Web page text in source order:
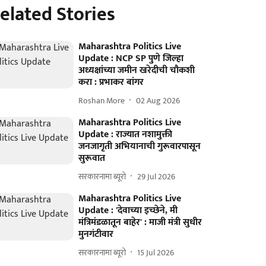
Stories
Maharashtra Politics Live
Update : NCP SP पुणे जिल्हा
अध्यक्षांच्या जमीन खरेदीची चौकशी
करा : प्रभाकर बांगर
Roshan More 02 Aug 2026
Maharashtra Politics Live
Update : राज्यात नशामुक्ती
जनजागृती अभियानाची गुरूवारपासून
सुरूवात
सरकारनामा ब्यूरो 29 Jul 2026
Maharashtra Politics Live
Update : 'देवाच्या इच्छेने, मी
मंत्रिमंडळातून बाहेर' : माजी मंत्री सुधीर
मुनगंटीवार
सरकारनामा ब्यूरो 15 Jul 2026